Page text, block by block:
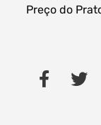
Preço do